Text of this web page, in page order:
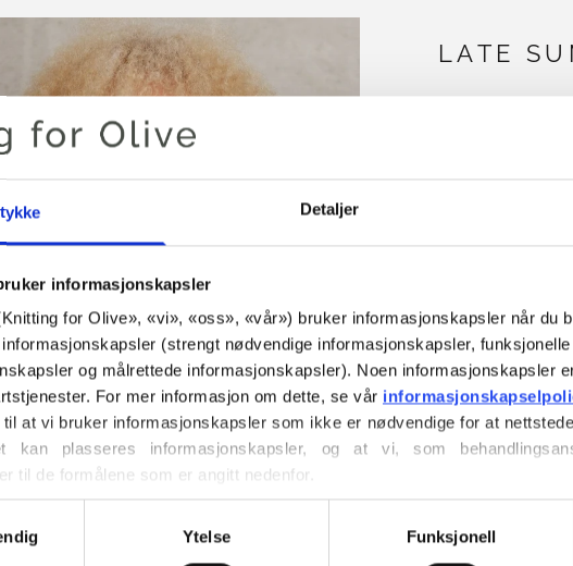
Detaljer
informasjonskapsler
for Olive», «vi», «oss», «vår») bruker informasjonskapsler når du
(strengt nødvendige informasjonskapsler,
og målrettede informasjonskapsler). Noen informasjonskapsler
For mer informasjon om dette, se vår
at vi bruker informasjonskapsler som ikke er nødvendige for at
kan plasseres informasjonskapsler, og at vi, som
til de formålene som er angitt nedenfor.
endre eller trekke tilbake ditt samtykke via vår retningslinjer for
om hvordan du blokkerer og sletter informasjonskapsler.
Ytelse Funksjonell
LATE
Kjøp av garn?
JEG VIL
XS S
4XL
Bestillinger
sendes samme
Late Summer